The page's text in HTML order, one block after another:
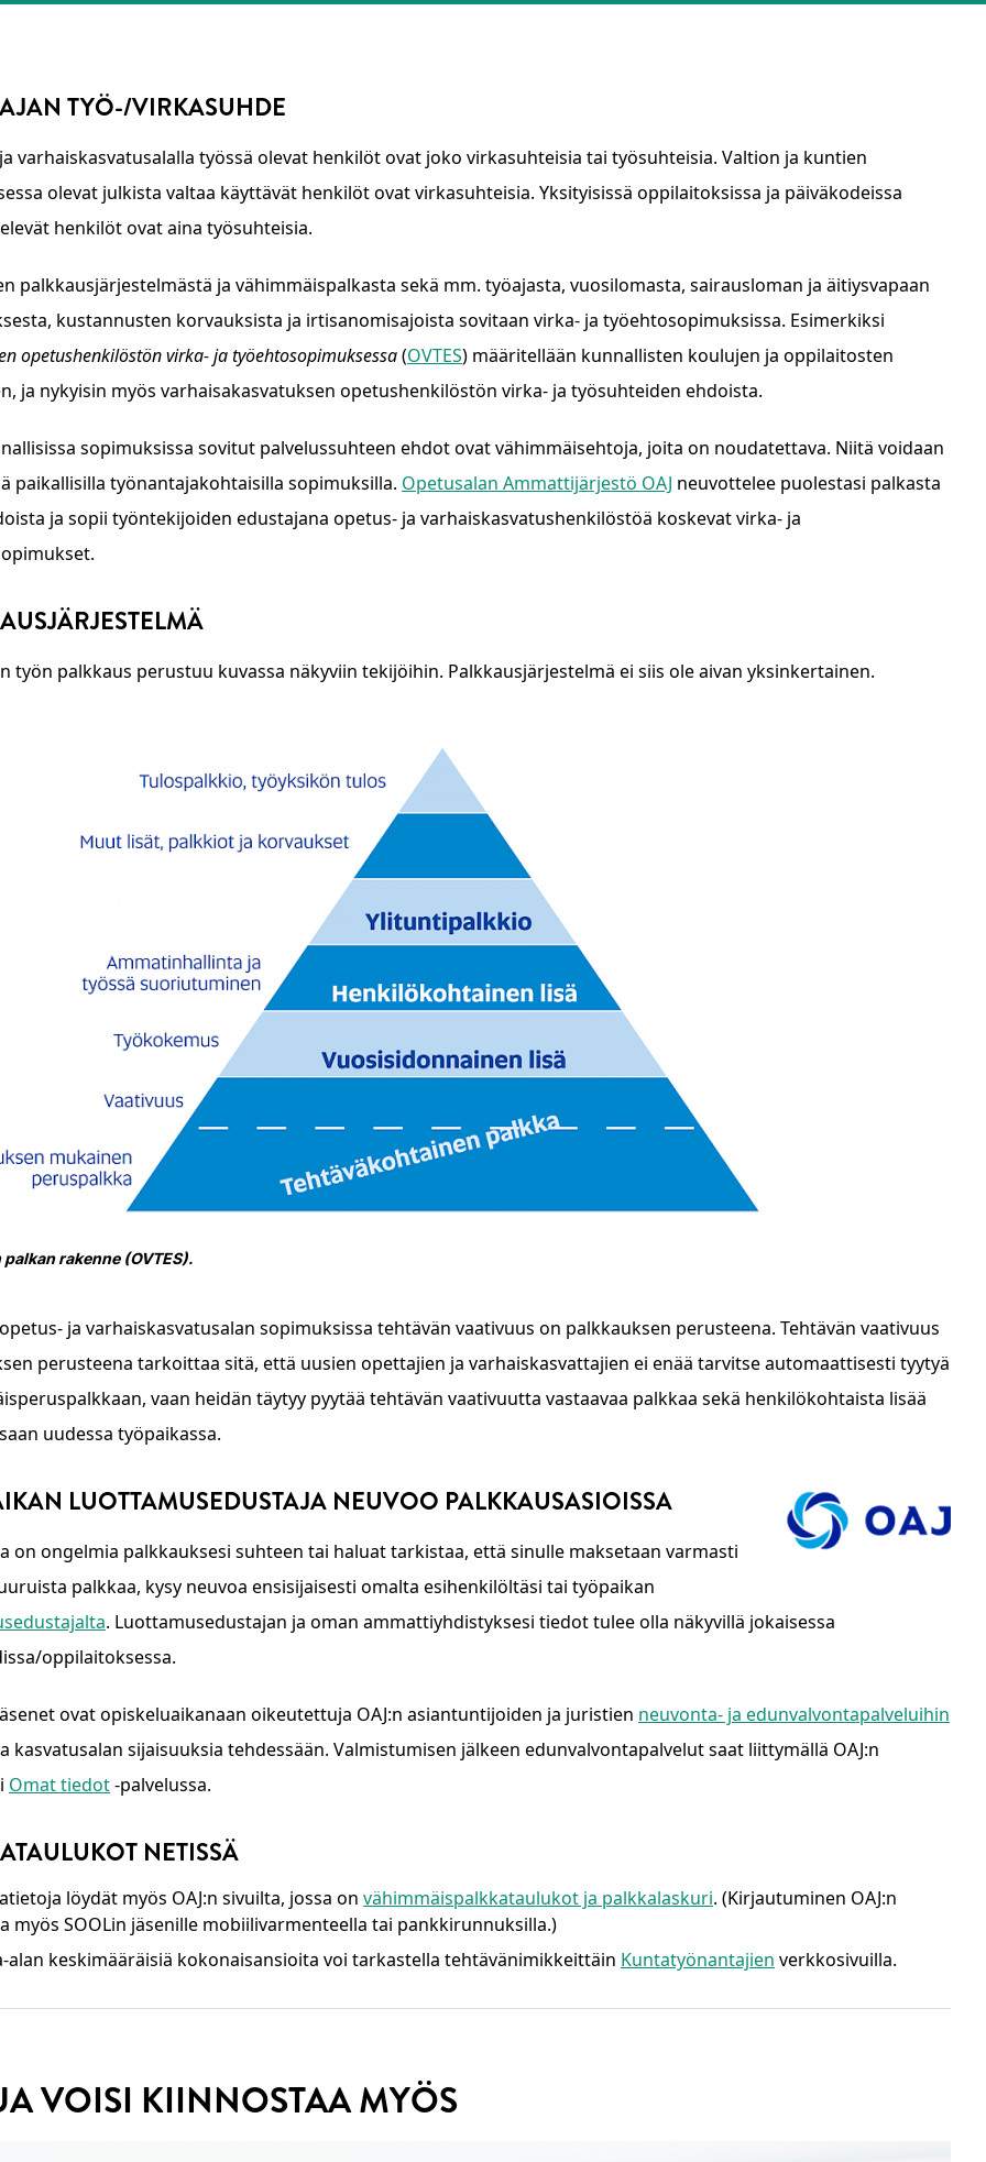
TYÖ-/VIRKASUHDE
varhaiskasvatusalalla työssä olevat henkilöt ovat joko virkasuhteisia tai työsuhteisia. Valtion ja kuntien
olevat julkista valtaa käyttävät henkilöt ovat virkasuhteisia. Yksityisissä oppilaitoksissa ja päiväkodeissa
henkilöt ovat aina työsuhteisia.
palkkausjärjestelmästä ja vähimmäispalkasta sekä mm. työajasta, vuosilomasta, sairausloman ja äitiysvapaan
kustannusten korvauksista ja irtisanomisajoista sovitaan virka- ja työehtosopimuksissa. Esimerkiksi
opetushenkilöstön virka- ja työehtosopimuksessa(OVTES) määritellään kunnallisten koulujen ja oppilaitosten
ja nykyisin myös varhaisakasvatuksen opetushenkilöstön virka- ja työsuhteiden ehdoista.
sopimuksissa sovitut palvelussuhteen ehdot ovat vähimmäisehtoja, joita on noudatettava. Niitä voidaan
paikallisilla työnantajakohtaisilla sopimuksilla. Opetusalan Ammattijärjestö OAJ neuvottelee puolestasi palkasta
ja sopii työntekijoiden edustajana opetus- ja varhaiskasvatushenkilöstöä koskevat virka- ja
työn palkkaus perustuu kuvassa näkyviin tekijöihin. Palkkausjärjestelmä ei siis ole aivan yksinkertainen.
rakenne (OVTES).
ja varhaiskasvatusalan sopimuksissa tehtävän vaativuus on palkkauksen perusteena. Tehtävän vaativuus
perusteena tarkoittaa sitä, että uusien opettajien ja varhaiskasvattajien ei enää tarvitse automaattisesti tyytyä
vaan heidän täytyy pyytää tehtävän vaativuutta vastaavaa palkkaa sekä henkilökohtaista lisää
uudessa työpaikassa.
LUOTTAMUSEDUSTAJA NEUVOO PALKKAUSASIOISSA
on ongelmia palkkauksesi suhteen tai haluat tarkistaa, että sinulle maksetaan varmasti
palkkaa, kysy neuvoa ensisijaisesti omalta esihenkilöltäsi tai työpaikan
. Luottamusedustajan ja oman ammattiyhdistyksesi tiedot tulee olla näkyvillä jokaisessa
oppilaitoksessa.
ovat opiskeluaikanaan oikeutettuja OAJ:n asiantuntijoiden ja juristien neuvonta- ja edunvalvontapalveluihin
kasvatusalan sijaisuuksia tehdessään. Valmistumisen jälkeen edunvalvontapalvelut saat liittymällä OAJ:n
Omat tiedot-palvelussa.
NETISSÄ
löydät myös OAJ:n sivuilta, jossa on vähimmäispalkkataulukot ja palkkalaskuri. (Kirjautuminen OAJ:n
myös SOOLin jäsenille mobiilivarmenteella tai pankkirunnuksilla.)
alan keskimääräisiä kokonaisansioita voi tarkastella tehtävänimikkeittäin Kuntatyönantajien verkkosivuilla.
VOISI KIINNOSTAA MYÖS